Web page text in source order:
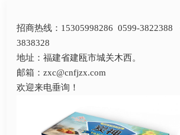
招商热线：15305998286 0599-3822388
3838328
地址：福建省建瓯市城关木西。
邮箱：zxc@cnfjzx.com
欢迎来电垂询！